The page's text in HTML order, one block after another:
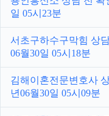
일 05시23분
서초구하수구막힘 상
06월30일 05시18분
김해이혼전문변호사
년06월30일 05시09분